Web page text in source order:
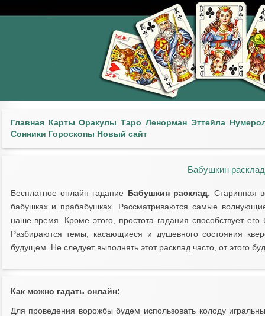
Главная Карты Оракулы Таро Ленорман Эттейла
Сонники Гороскопы Новый сайт
Бабушкин
Бесплатное онлайн гадание Бабушкин расклад . Старинная
бабушках и прабабушках. Рассматриваются самые
наше время. Кроме этого, простота гадания способствует
Разбираются темы, касающиеся и душевного состояния
будущем. Не следует выполнять этот расклад часто, от этого
Как можно гадать онлайн:
Для проведения ворожбы будем использовать колоду